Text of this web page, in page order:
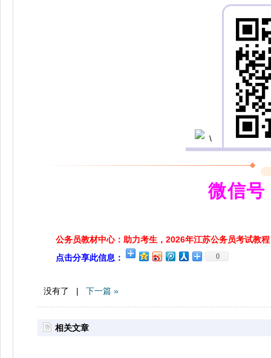
微信
公务员教材中心：助力考生，2026年江苏公务员考试教程
点击分享此信息：
0
没有了 | 下一篇 »
相关文章